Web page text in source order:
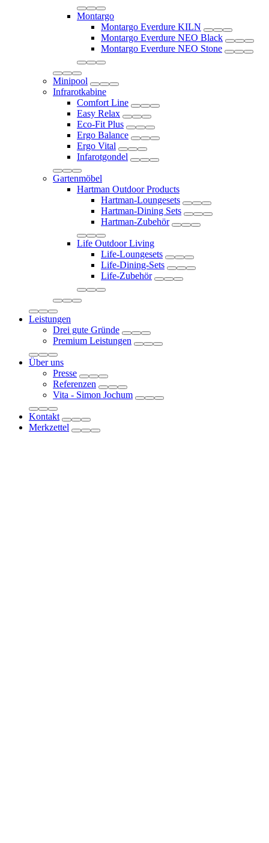
Montargo
Montargo Everdure KILN
Montargo Everdure NEO Black
Montargo Everdure NEO Stone
Minipool
Infrarotkabine
Comfort Line
Easy Relax
Eco-Fit Plus
Ergo Balance
Ergo Vital
Infarotgondel
Gartenmöbel
Hartman Outdoor Products
Hartman-Loungesets
Hartman-Dining Sets
Hartman-Zubehör
Life Outdoor Living
Life-Loungesets
Life-Dining-Sets
Life-Zubehör
Leistungen
Drei gute Gründe
Premium Leistungen
Über uns
Presse
Referenzen
Vita - Simon Jochum
Kontakt
Merkzettel